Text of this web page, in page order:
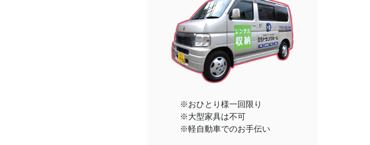
※おひとり様一回限り
※大型家具は不可
※軽自動車でのお手伝い